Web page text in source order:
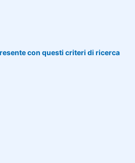
con questi criteri di ricerca